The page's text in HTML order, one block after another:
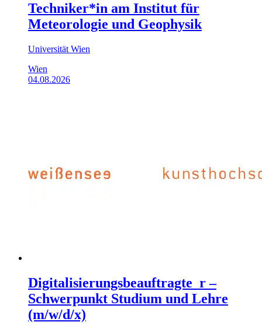
Techniker*in am Institut für
Meteorologie und Geophysik
Universität Wien
Wien
04.08.2026
Digitalisierungsbeauftragte_r –
Schwerpunkt Studium und Lehre
(m/w/d/x)